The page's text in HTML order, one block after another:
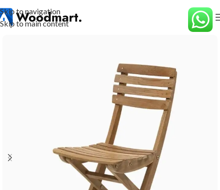
Skip to navigation
Skip to main content